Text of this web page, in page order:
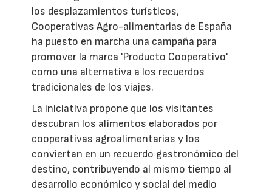
los desplazamientos turísticos,
Cooperativas Agro-alimentarias de España
ha puesto en marcha una campaña para
promover la marca 'Producto Cooperativo'
como una alternativa a los recuerdos
tradicionales de los viajes.
La iniciativa propone que los visitantes
descubran los alimentos elaborados por
cooperativas agroalimentarias y los
conviertan en un recuerdo gastronómico del
destino, contribuyendo al mismo tiempo al
desarrollo económico y social del medio